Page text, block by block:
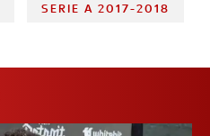
SERIE A 2017-2018